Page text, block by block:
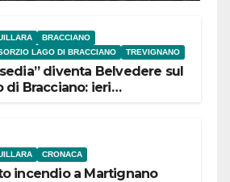
BRACCIANO
LAGO DI BRACCIANO
TREVIGNANO
diventa Belvedere sul
di Bracciano: ieri
CRONACA
incendio a Martignano